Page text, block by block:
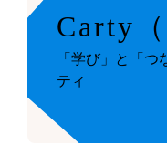
Carty
「学び」と「
ティ